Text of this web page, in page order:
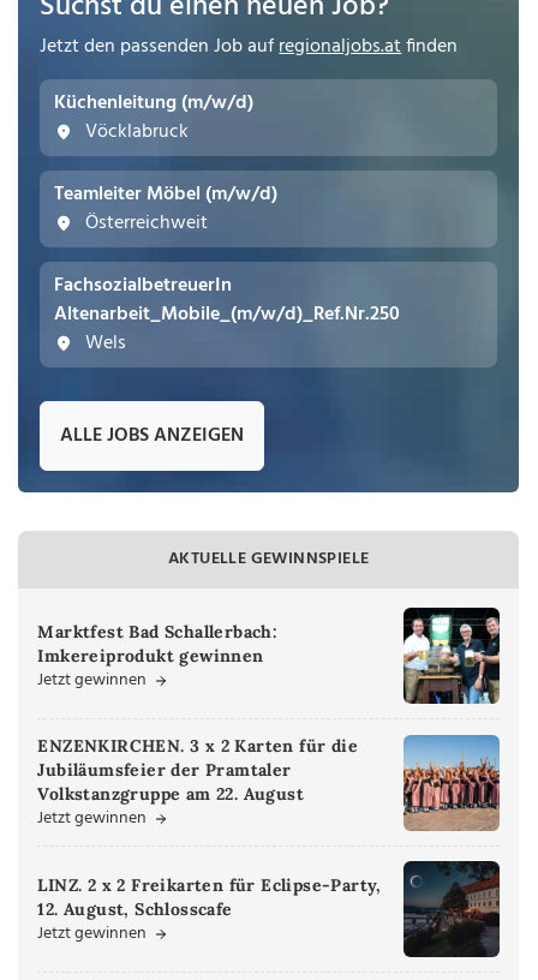
Jetzt den passenden Job aufregionaljobs.atfinden
Küchenleitung (m/w/d)
Vöcklabruck
Teamleiter Möbel (m/w/d)
Österreichweit
FachsozialbetreuerIn
Altenarbeit_Mobile_(m/w/d)_Ref.Nr.250
Wels
ALLE JOBS ANZEIGEN
AKTUELLE GEWINNSPIELE
Marktfest Bad Schallerbach:
Imkereiprodukt gewinnen
Jetzt gewinnen
ENZENKIRCHEN. 3 x 2 Karten für die
Jubiläumsfeier der Pramtaler
Volkstanzgruppe am 22. August
Jetzt gewinnen
LINZ. 2 x 2 Freikarten für Eclipse-Party,
12. August, Schlosscafe
Jetzt gewinnen